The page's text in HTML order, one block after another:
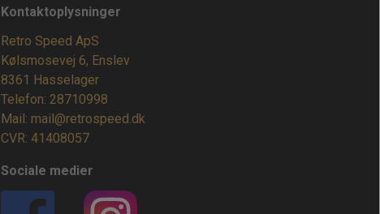
Kontaktoplysninger
Retro Speed ApS
Kølsmosevej 6, Enslev
8361 Hasselager
Telefon: 28710998
Mail: mail@retrospeed.dk
CVR: 41408057
Sociale medier